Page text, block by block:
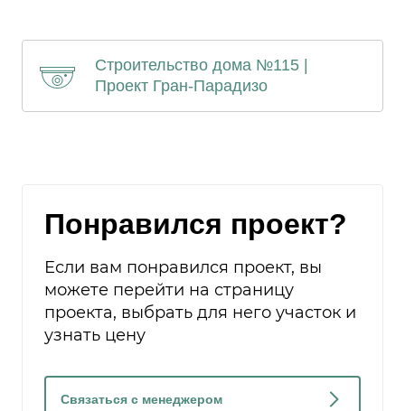
Строительство дома №115 |
Проект Гран-Парадизо
Понравился проект?
Если вам понравился проект, вы
можете перейти на страницу
проекта, выбрать для него участок и
узнать цену
Связаться с менеджером
Отправить